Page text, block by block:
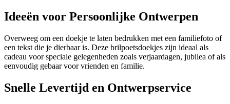
Ideeën voor Persoonlijke Ontwerpen
Overweeg om een doekje te laten bedrukken met een familiefoto of
een tekst die je dierbaar is. Deze brilpoetsdoekjes zijn ideaal als
cadeau voor speciale gelegenheden zoals verjaardagen, jubilea of als
eenvoudig gebaar voor vrienden en familie.
Snelle Levertijd en Ontwerpservice